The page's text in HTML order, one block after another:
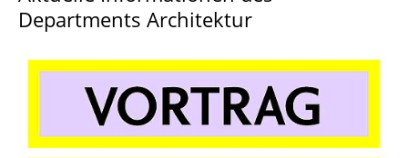
Departments Architektur